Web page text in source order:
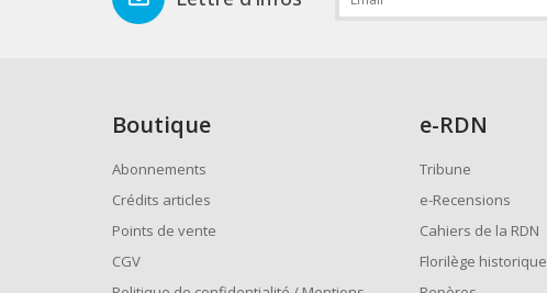
Boutique
Abonnements
Crédits articles
Points de vente
CGV
e-RDN
Tribune
e-Recensions
Cahiers de la RDN
Florilège historique